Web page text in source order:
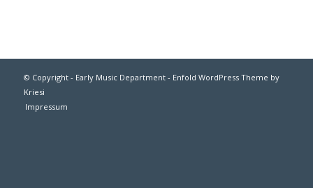
© Copyright - Early Music Department - Enfold WordPress Theme by
Kriesi
Impressum